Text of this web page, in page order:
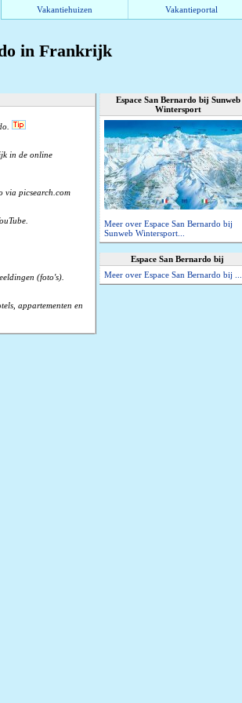
Vakantiehuizen Vakantieportal
in Frankrijk
in de online
via picsearch.com
(foto's).
appartementen en
Espace San Bernardo bij Sunweb
Wintersport
Meer over Espace San Bernardo bij
Sunweb Wintersport...
Espace San Bernardo bij
Meer over Espace San Bernardo bij ...